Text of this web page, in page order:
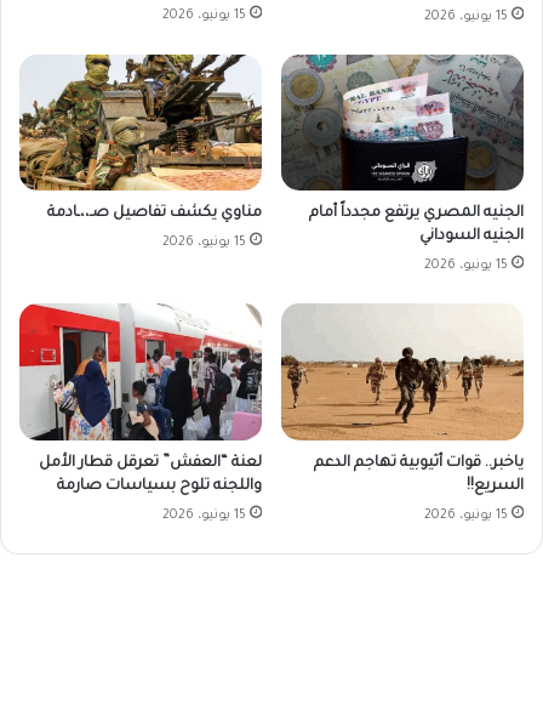
15 يونيو، 2026 15 يونيو، 2026
الجنيه المصري يرتفع مجدداً أمام
الجنيه السوداني
15 يونيو، 2026
مناوي يكشف تفاصيل صـ،،ـادمة
15 يونيو، 2026
ياخبر.. قوات أثيوبية تهاجم الدعم
السريع!!
15 يونيو، 2026
لعنة “العفش” تعرقل قطار الأمل
واللجنه تلوح بسياسات صارمة
15 يونيو، 2026